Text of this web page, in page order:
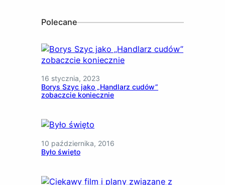
Polecane
16 stycznia, 2023
Borys Szyc jako „Handlarz cudów”
zobaczcie koniecznie
10 października, 2016
Było święto